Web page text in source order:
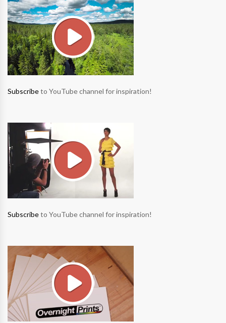
Subscribeto YouTube channel for inspiration!
Subscribeto YouTube channel for inspiration!